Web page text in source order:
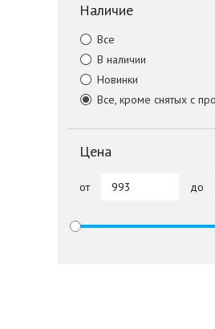
Наличие
Все
В наличии
Новинки
Все, кроме снятых с
Цена
от до